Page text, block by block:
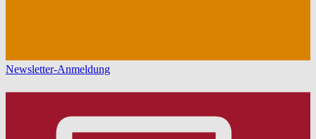
Newsletter-Anmeldung